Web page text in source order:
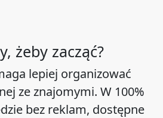
żeby zacząć?
lepiej organizować
ze znajomymi. W 100%
bez reklam, dostępne